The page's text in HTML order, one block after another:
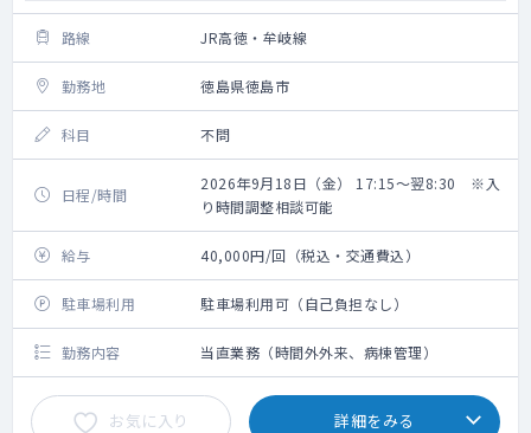
路線 JR高徳・牟岐線
勤務地 徳島県徳島市
科目 不問
日程/時間
2026年9月18日（金） 17:15～翌8:30 ※入
り時間調整相談可能
給与 40,000円/回（税込・交通費込）
駐車場利用 駐車場利用可（自己負担なし）
勤務内容 当直業務（時間外外来、病棟管理）
お気に入り 詳細をみる